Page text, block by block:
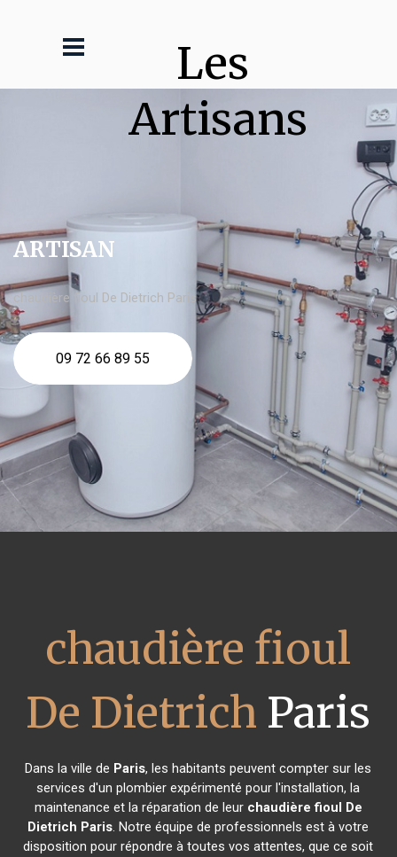
Les
Artisans
ARTISAN
chaudière fioul De Dietrich Paris
09 72 66 89 55
chaudière fioul
De Dietrich Paris
Dans la ville de Paris, les habitants peuvent compter sur les
services d'un plombier expérimenté pour l'installation, la
maintenance et la réparation de leur chaudière fioul De
Dietrich Paris. Notre équipe de professionnels est à votre
disposition pour répondre à toutes vos attentes, que ce soit